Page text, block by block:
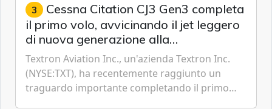
3 Cessna Citation CJ3 Gen3 completa
il primo volo, avvicinando il jet leggero
di nuova generazione alla
certificazione
Textron Aviation Inc., un'azienda Textron Inc.
(NYSE:TXT), ha recentemente raggiunto un
traguardo importante completando il primo